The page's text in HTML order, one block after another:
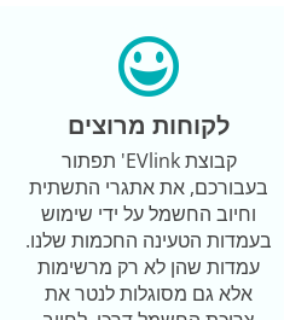
לקוחות מרוצים
קבוצת EVlink' תפתור
בעבורכם, את אתגרי התשתית
וחיוב החשמל על ידי שימוש
בעמדות הטעינה החכמות שלנו.
עמדות שהן לא רק מרשימות
אלא גם מסוגלות לנטר את